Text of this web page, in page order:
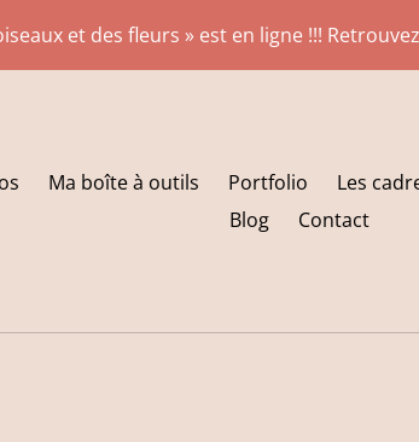
et des fleurs » est en ligne !!!
Ma boîte à outils Portfolio Les
Blog
Contact